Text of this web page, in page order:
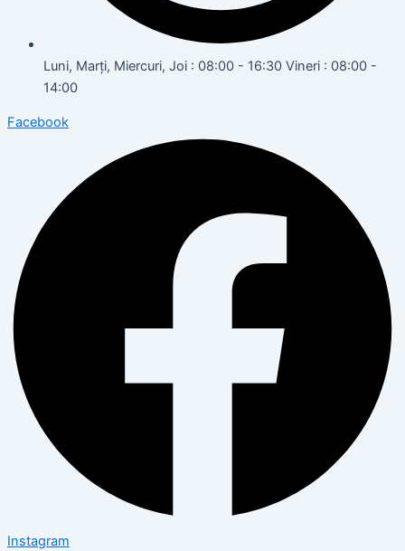
Luni, Marți, Miercuri, Joi : 08:00 - 16:30 Vineri : 08:00 -
14:00
Facebook
Instagram